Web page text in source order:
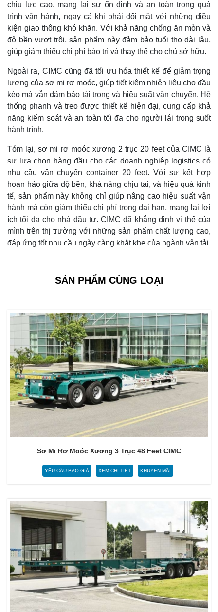
chịu lực cao, mang lại sự ổn định và an toàn trong quá
trình vận hành, ngay cả khi phải đối mặt với những điều
kiện giao thông khó khăn. Với khả năng chống ăn mòn và
độ bền vượt trội, sản phẩm này đảm bảo tuổi thọ dài lâu,
giúp giảm thiểu chi phí bảo trì và thay thế cho chủ sở hữu.
Ngoài ra, CIMC cũng đã tối ưu hóa thiết kế để giảm trọng
lượng của sơ mi rơ moóc, giúp tiết kiệm nhiên liệu cho đầu
kéo mà vẫn đảm bảo tải trọng và hiệu suất vận chuyển. Hệ
thống phanh và treo được thiết kế hiện đại, cung cấp khả
năng kiểm soát và an toàn tối đa cho người lái trong suốt
hành trình.
Tóm lại, sơ mi rơ moóc xương 2 trục 20 feet của CIMC là
sự lựa chọn hàng đầu cho các doanh nghiệp logistics có
nhu cầu vận chuyển container 20 feet. Với sự kết hợp
hoàn hảo giữa độ bền, khả năng chịu tải, và hiệu quả kinh
tế, sản phẩm này không chỉ giúp nâng cao hiệu suất vận
hành mà còn giảm thiểu chi phí trong dài hạn, mang lại lợi
ích tối đa cho nhà đầu tư. CIMC đã khẳng định vị thế của
mình trên thị trường với những sản phẩm chất lượng cao,
đáp ứng tốt nhu cầu ngày càng khắt khe của ngành vận tải.
SẢN PHẨM CÙNG LOẠI
Sơ Mi Rơ Moóc Xương 3 Trục 48 Feet CIMC
YÊU CẦU BÁO GIÁ XEM CHI TIẾT KHUYẾN MÃI